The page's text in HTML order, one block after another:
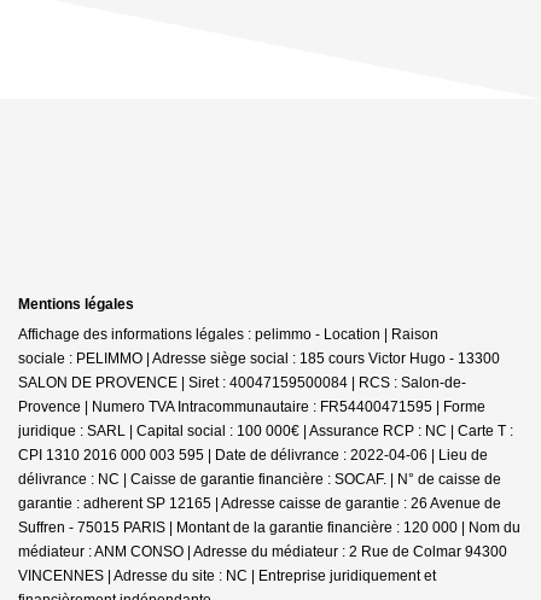
Mentions légales
Affichage des informations légales : pelimmo - Location | Raison
sociale : PELIMMO | Adresse siège social : 185 cours Victor Hugo - 13300
SALON DE PROVENCE | Siret : 40047159500084 | RCS : Salon-de-
Provence | Numero TVA Intracommunautaire : FR54400471595 | Forme
juridique : SARL | Capital social : 100 000€ | Assurance RCP : NC | Carte T :
CPI 1310 2016 000 003 595 | Date de délivrance : 2022-04-06 | Lieu de
délivrance : NC | Caisse de garantie financière : SOCAF. | N° de caisse de
garantie : adherent SP 12165 | Adresse caisse de garantie : 26 Avenue de
Suffren - 75015 PARIS | Montant de la garantie financière : 120 000 | Nom du
médiateur : ANM CONSO | Adresse du médiateur : 2 Rue de Colmar 94300
VINCENNES | Adresse du site : NC | Entreprise juridiquement et